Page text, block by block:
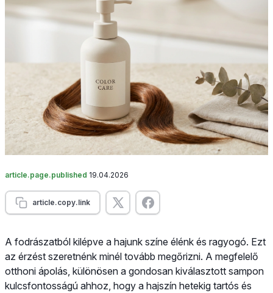
article.page.published 19.04.2026
article.copy.link
A fodrászatból kilépve a hajunk színe élénk és ragyogó. Ezt
az érzést szeretnénk minél tovább megőrizni. A megfelelő
otthoni ápolás, különösen a gondosan kiválasztott sampon
kulcsfontosságú ahhoz, hogy a hajszín hetekig tartós és